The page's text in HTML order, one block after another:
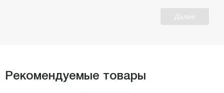
Далее
Рекомендуемые товары